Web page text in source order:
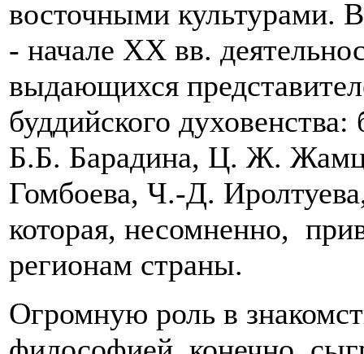
восточными культурами.
- начале XX вв.
выдающихся
буддийского
Б.Б. Барадина, Ц. Ж.
Гомбоева, Ч.-Д.
которая, несомненно,
регионам страны.
Огромную роль в